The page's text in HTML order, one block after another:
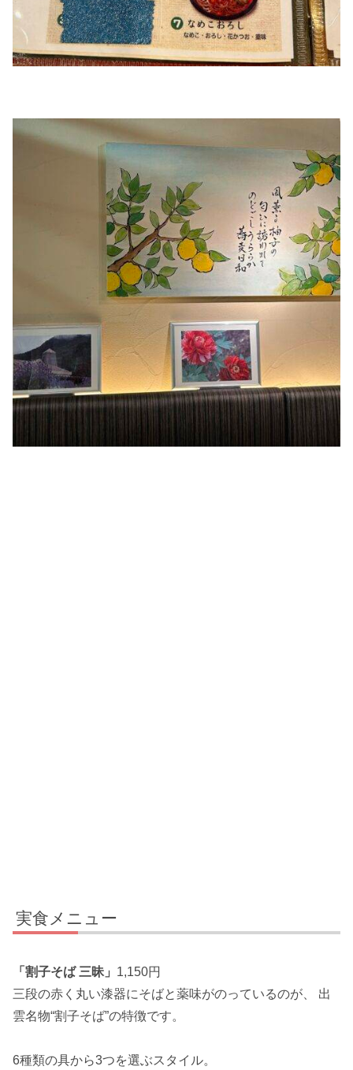
実食メニュー
「割子そば 三昧」 1,150円
三段の赤く丸い漆器にそばと薬味がのっているのが、 出
雲名物“割子そば”の特徴です。
6種類の具から3つを選ぶスタイル。